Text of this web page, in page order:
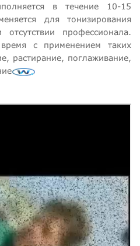
в течение 10-15
для тонизирования
профессионала.
с применением таких
растирание, поглаживание,